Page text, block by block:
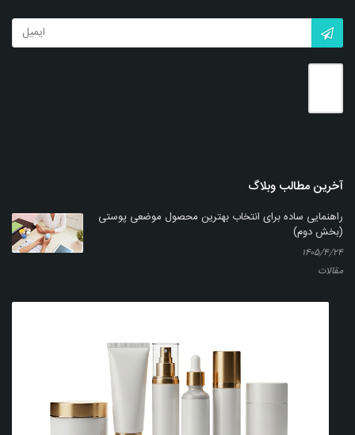
پماد موضعی هیدروکورتیزون- ناژو 1%
آخرین مطالب وبلاگ
راهنمایی ساده برای انتخاب بهترین محصول موضعی پوستی
(بخش دوم)
۱۴۰۵/۴/۲۴
مقالات